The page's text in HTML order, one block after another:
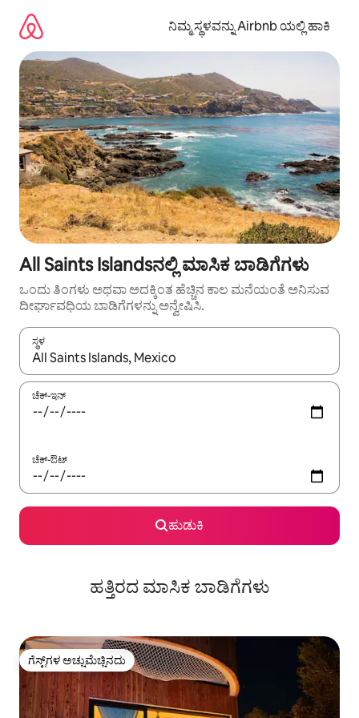
ಹೋಗಿ
ನಿಮ್ಮ ಸ್ಥಳವನ್ನು Airbnb ಯಲ್ಲಿ ಹಾಕಿ
All Saints Islandsನಲ್ಲಿ ಮಾಸಿಕ ಬಾಡಿಗೆಗಳು
ಒಂದು ತಿಂಗಳು ಅಥವಾ ಅದಕ್ಕಿಂತ ಹೆಚ್ಚಿನ ಕಾಲ ಮನೆಯಂತೆ ಅನಿಸುವ
ದೀರ್ಘಾವಧಿಯ ಬಾಡಿಗೆಗಳನ್ನು ಅನ್ವೇಷಿಸಿ.
ಸ್ಥಳ
ಫಲಿತಾಂಶಗಳು ಲಭ್ಯವಿರುವಾಗ, ಅಪ್ ಮತ್ತು ಡೌನ್ ಬಾಣದ ಕೀಲಿಗಳೊಂದಿಗೆ
ಚೆಕ್-ಇನ್
ಚೆಕ್-ಔಟ್
ಹುಡುಕಿ
ಹತ್ತಿರದ ಮಾಸಿಕ ಬಾಡಿಗೆಗಳು
ಗೆಸ್ಟ್‌ಗಳ ಅಚ್ಚುಮೆಚ್ಚಿನದು
ಗೆಸ್ಟ್‌ಗಳ ಅಚ್ಚುಮೆಚ್ಚಿನದು